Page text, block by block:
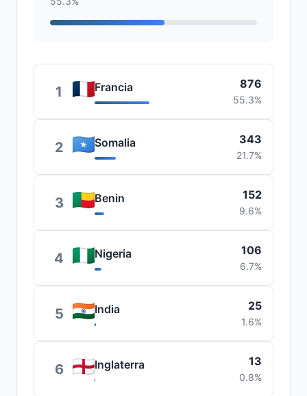
1 Francia 876
55.3%
2 Somalia 343
21.7%
3 Benin 152
9.6%
4 Nigeria 106
6.7%
5 India 25
1.6%
6 Inglaterra 13
0.8%